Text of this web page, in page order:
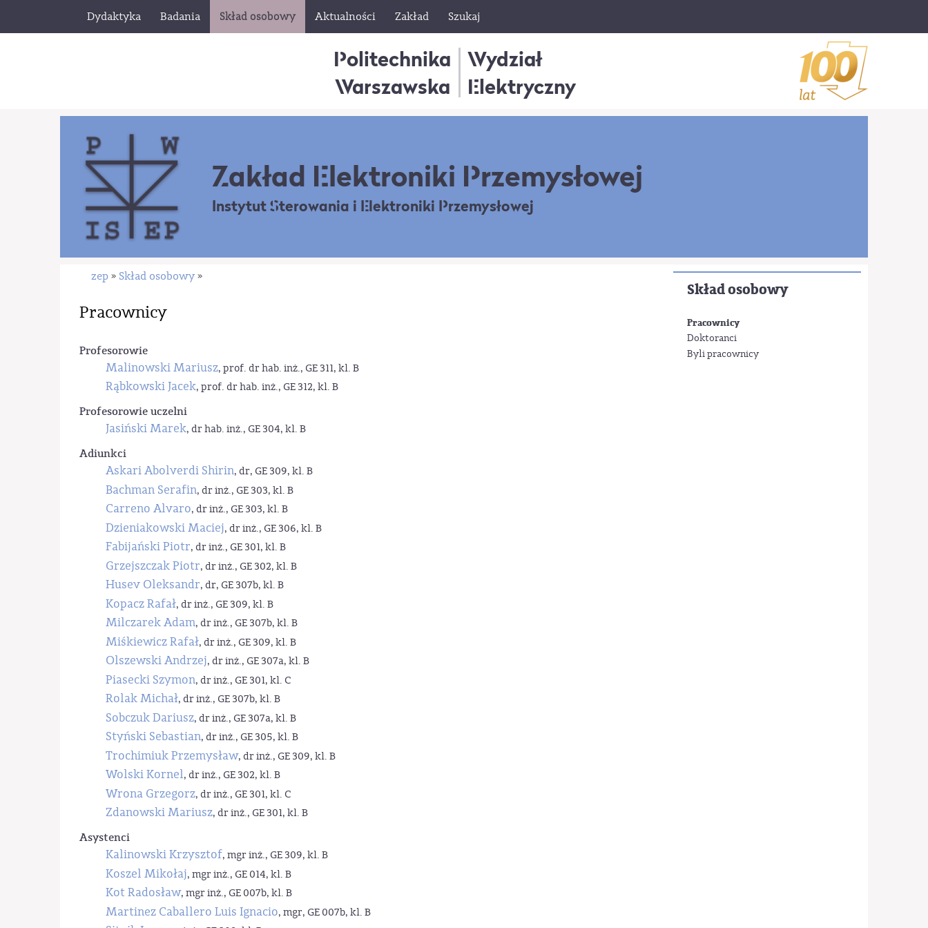
Dydaktyka Badania Skład osobowy Aktualności Zakład Szukaj
Politechnika
Warszawska
Wydział
Elektryczny
Zakład Elektroniki Przemysłowej
Instytut Sterowania i Elektroniki Przemysłowej
Skład osobowy
Pracownicy
Doktoranci
Byli pracownicy
zep » Skład osobowy »
Pracownicy
Profesorowie
Malinowski Mariusz, prof. dr hab. inż., GE 311, kl. B
Rąbkowski Jacek, prof. dr hab. inż., GE 312, kl. B
Profesorowie uczelni
Jasiński Marek, dr hab. inż., GE 304, kl. B
Adiunkci
Askari Abolverdi Shirin, dr, GE 309, kl. B
Bachman Serafin, dr inż., GE 303, kl. B
Carreno Alvaro, dr inż., GE 303, kl. B
Dzieniakowski Maciej, dr inż., GE 306, kl. B
Fabijański Piotr, dr inż., GE 301, kl. B
Grzejszczak Piotr, dr inż., GE 302, kl. B
Husev Oleksandr, dr, GE 307b, kl. B
Kopacz Rafał, dr inż., GE 309, kl. B
Milczarek Adam, dr inż., GE 307b, kl. B
Miśkiewicz Rafał, dr inż., GE 309, kl. B
Olszewski Andrzej, dr inż., GE 307a, kl. B
Piasecki Szymon, dr inż., GE 301, kl. C
Rolak Michał, dr inż., GE 307b, kl. B
Sobczuk Dariusz, dr inż., GE 307a, kl. B
Styński Sebastian, dr inż., GE 305, kl. B
Trochimiuk Przemysław, dr inż., GE 309, kl. B
Wolski Kornel, dr inż., GE 302, kl. B
Wrona Grzegorz, dr inż., GE 301, kl. C
Zdanowski Mariusz, dr inż., GE 301, kl. B
Asystenci
Kalinowski Krzysztof, mgr inż., GE 309, kl. B
Koszel Mikołaj, mgr inż., GE 014, kl. B
Kot Radosław, mgr inż., GE 007b, kl. B
Martinez Caballero Luis Ignacio, mgr, GE 007b, kl. B